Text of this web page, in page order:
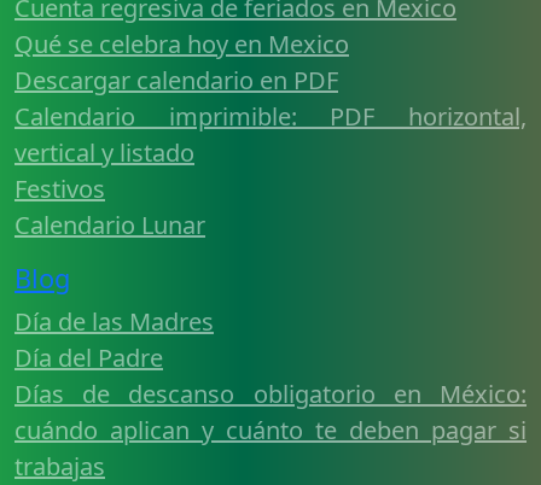
Cuenta regresiva de feriados en Mexico
Qué se celebra hoy en Mexico
Descargar calendario en PDF
Calendario imprimible: PDF horizontal,
vertical y listado
Festivos
Calendario Lunar
Blog
Día de las Madres
Día del Padre
Días de descanso obligatorio en México:
cuándo aplican y cuánto te deben pagar si
trabajas